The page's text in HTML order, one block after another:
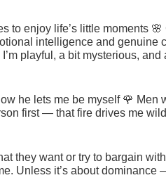
to enjoy life’s little moments
intelligence and genuine
playful, a bit mysterious,
times flowing first. 🎉
he lets me be myself 🌹
first — that fire drives me
they want or try to bargain
Unless it’s about